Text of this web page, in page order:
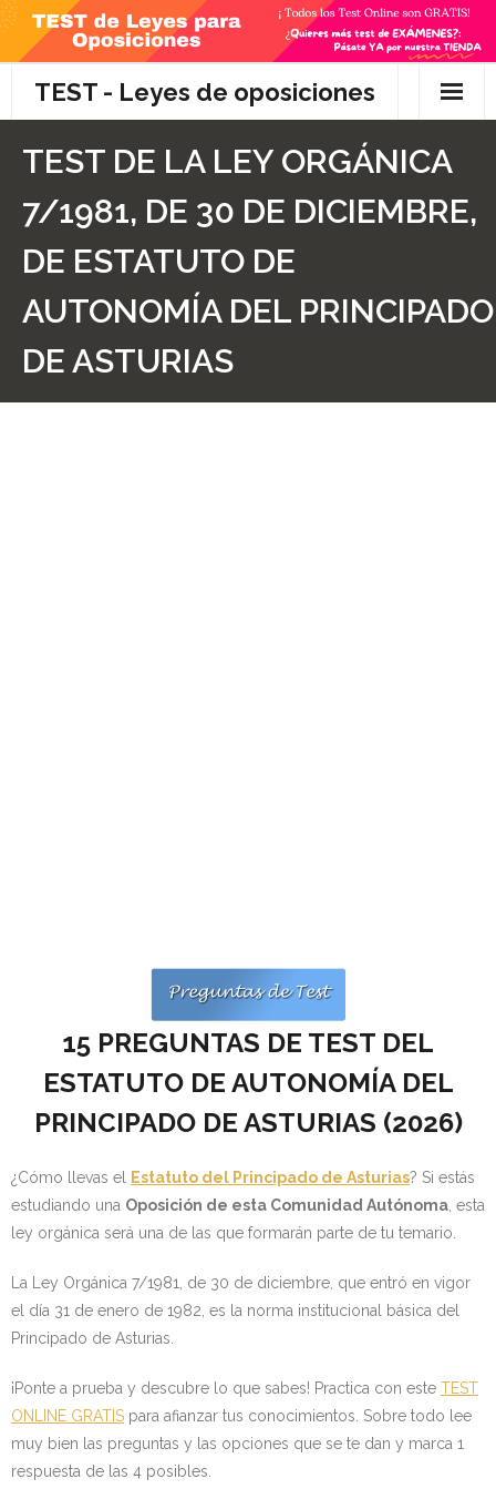
Skip
content
TEST - Leyes de oposiciones
Preguntas
- Diferencia entre propuesta y proposición de ley
- Qué es la competencia administrativa
- ¿Es PRECEPTIVO el Recurso de Alzada? ¿Y
- OPOSICIÓN Gestión Procesal, turno libre – 2025
- OPOSICIÓN Auxiliar Administrativo del Estado - 2024
- OPOSICIÓN Administrativo del Estado - 2024
- Seguridad Social
- - OPOSICIÓN Gestión Seguridad Social – 2025
- - OPOSICIÓN Administrativo Seguridad Social – 2025
- - OPOSICIÓN Administrativo Seguridad Social - 2024
- - OPOSICIÓN Administrativo SAS – 2025
- - OPOSICIÓN Auxiliar Administrativo SAS – 2025
TEST DE LA LEY ORGÁNICA
7/1981, DE 30 DE DICIEMBRE,
DE ESTATUTO DE
AUTONOMÍA DEL PRINCIPADO
DE ASTURIAS
15 PREGUNTAS DE TEST DEL
ESTATUTO DE AUTONOMÍA DEL
PRINCIPADO DE ASTURIAS (2026)
¿Cómo llevas el Estatuto del Principado de Asturias? Si estás
estudiando una Oposición de esta Comunidad Autónoma , esta
ley orgánica será una de las que formarán parte de tu temario.
La Ley Orgánica 7/1981, de 30 de diciembre, que entró en vigor
el día 31 de enero de 1982, es la norma institucional básica del
Principado de Asturias.
¡Ponte a prueba y descubre lo que sabes! Practica con este TEST
ONLINE GRATIS para afianzar tus conocimientos. Sobre todo lee
muy bien las preguntas y las opciones que se te dan y marca 1
respuesta de las 4 posibles.